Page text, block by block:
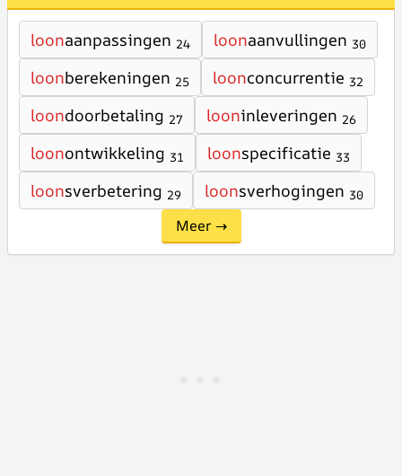
loonaanpassingen 24 loonaanvullingen 30
loonberekeningen 25 loonconcurrentie 32
loondoorbetaling 27 looninleveringen 26
loonontwikkeling 31 loonspecificatie 33
loonsverbetering 29 loonsverhogingen 30
Meer →